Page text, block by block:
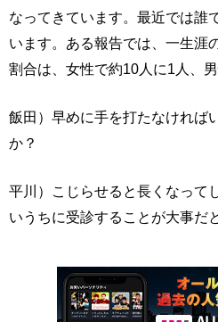
なってきています。最近では誰
います。ある報告では、一生涯
割合は、女性で約10人に1人、
飯田）早めに手を打たなければ
か？
平川）こじらせると長くなって
いうちに受診することが大事だ